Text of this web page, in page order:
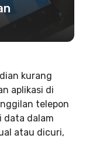
kurang
aplikasi di
telepon
data dalam
atau dicuri,